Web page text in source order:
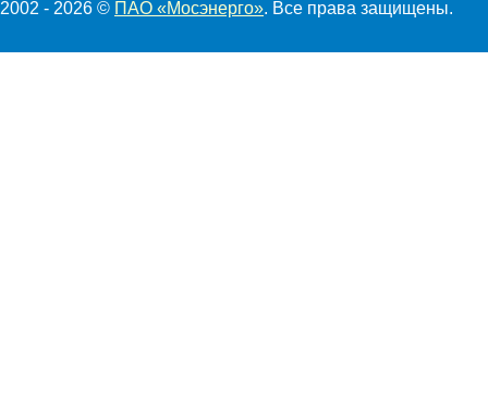
2002 - 2026 © ПАО «Мосэнерго». Все права защищены.